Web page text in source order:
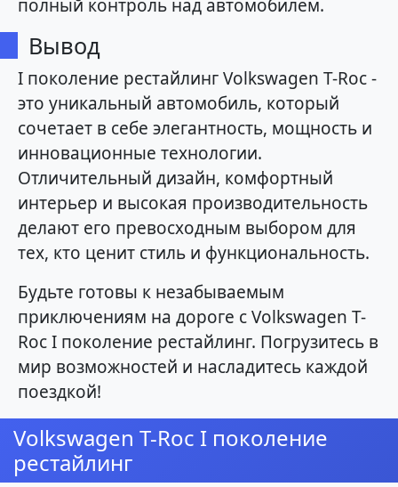
полный контроль над автомобилем.
Вывод
I поколение рестайлинг Volkswagen T-Roc -
это уникальный автомобиль, который
сочетает в себе элегантность, мощность и
инновационные технологии.
Отличительный дизайн, комфортный
интерьер и высокая производительность
делают его превосходным выбором для
тех, кто ценит стиль и функциональность.
Будьте готовы к незабываемым
приключениям на дороге с Volkswagen T-
Roc I поколение рестайлинг. Погрузитесь в
мир возможностей и насладитесь каждой
поездкой!
Volkswagen T-Roc I поколение
рестайлинг